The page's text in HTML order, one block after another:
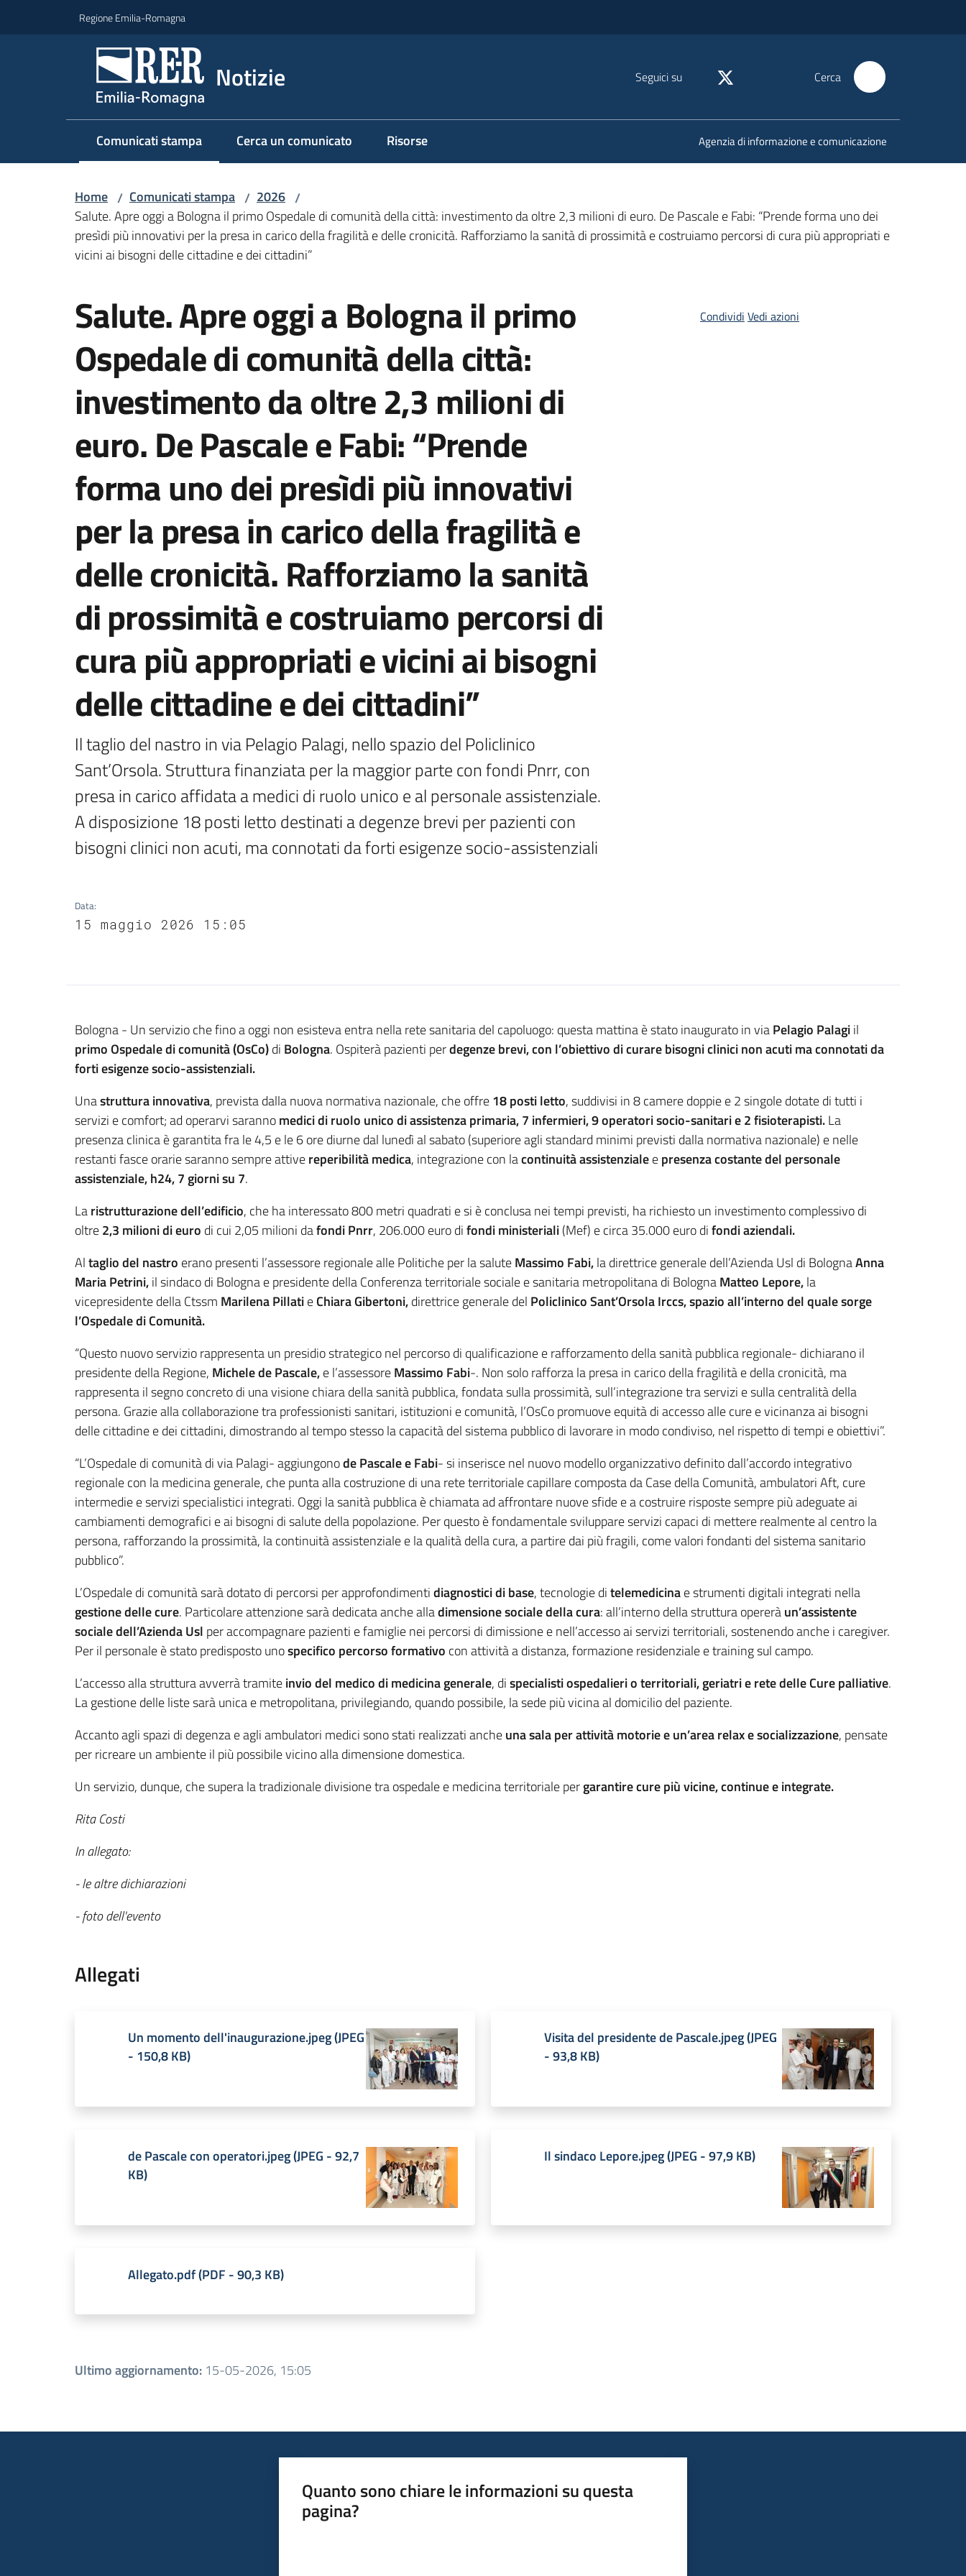
Regione Emilia-Romagna
Notizie Seguici su Cerca
Comunicati stampa
Menu selezionato Cerca un comunicato Risorse Agenzia di informazione e comunicazione
Home / Comunicati stampa / 2026 /
Salute. Apre oggi a Bologna il primo Ospedale di comunità della città: investimento da oltre 2,3 milioni di euro. De Pascale e Fabi: “Prende forma uno dei
presìdi più innovativi per la presa in carico della fragilità e delle cronicità. Rafforziamo la sanità di prossimità e costruiamo percorsi di cura più appropriati e
vicini ai bisogni delle cittadine e dei cittadini”
Salute. Apre oggi a Bologna il primo
Ospedale di comunità della città:
investimento da oltre 2,3 milioni di
euro. De Pascale e Fabi: “Prende
forma uno dei presìdi più innovativi
per la presa in carico della fragilità e
delle cronicità. Rafforziamo la sanità
di prossimità e costruiamo percorsi di
cura più appropriati e vicini ai bisogni
delle cittadine e dei cittadini”
Il taglio del nastro in via Pelagio Palagi, nello spazio del Policlinico
Sant’Orsola. Struttura finanziata per la maggior parte con fondi Pnrr, con
presa in carico affidata a medici di ruolo unico e al personale assistenziale.
A disposizione 18 posti letto destinati a degenze brevi per pazienti con
bisogni clinici non acuti, ma connotati da forti esigenze socio-assistenziali
Data:
15 maggio 2026 15:05
Condividi Vedi azioni
Contenuto
Bologna - Un servizio che fino a oggi non esisteva entra nella rete sanitaria del capoluogo: questa mattina è stato inaugurato in viaPelagio Palagiil
primo Ospedale di comunità (OsCo)di Bologna. Ospiterà pazienti perdegenze brevi, con l’obiettivo di curare bisogni clinici non acuti ma connotati da
forti esigenze socio-assistenziali.
Unastruttura innovativa, prevista dalla nuova normativa nazionale, che offre18 posti letto, suddivisi in 8 camere doppie e 2 singole dotate di tutti i
servizi e comfort; ad operarvi sarannomedici di ruolo unico di assistenza primaria, 7 infermieri, 9 operatori socio-sanitari e 2 fisioterapisti.La
presenza clinica è garantita fra le 4,5 e le 6 ore diurne dal lunedì al sabato (superiore agli standard minimi previsti dalla normativa nazionale) e nelle
restanti fasce orarie saranno sempre attivereperibilità medica, integrazione con lacontinuità assistenzialeepresenza costante del personale
assistenziale, h24, 7 giorni su 7.
Laristrutturazione dell’edificio, che ha interessato 800 metri quadrati e si è conclusa nei tempi previsti, ha richiesto un investimento complessivo di
oltre2,3 milioni di euro di cui 2,05 milioni dafondi Pnrr, 206.000 euro difondi ministeriali(Mef) e circa 35.000 euro difondi aziendali.
Altaglio del nastro erano presenti l’assessore regionale alle Politiche per la saluteMassimo Fabi,la direttrice generale dell’Azienda Usl di BolognaAnna
Maria Petrini,il sindaco di Bologna e presidente della Conferenza territoriale sociale e sanitaria metropolitana di BolognaMatteo Lepore,la
vicepresidente della Ctssm Marilena PillatieChiara Gibertoni,direttrice generale del Policlinico Sant’Orsola Irccs, spazio all’interno del quale sorge
l’Ospedale di Comunità.
“Questo nuovo servizio rappresenta un presidio strategico nel percorso di qualificazione e rafforzamento della sanità pubblica regionale- dichiarano il
presidente della Regione, Michele de Pascale,e l’assessoreMassimo Fabi-. Non solo rafforza la presa in carico della fragilità e della cronicità, ma
rappresenta il segno concreto di una visione chiara della sanità pubblica, fondata sulla prossimità, sull’integrazione tra servizi e sulla centralità della
persona. Grazie alla collaborazione tra professionisti sanitari, istituzioni e comunità, l’OsCo promuove equità di accesso alle cure e vicinanza ai bisogni
delle cittadine e dei cittadini, dimostrando al tempo stesso la capacità del sistema pubblico di lavorare in modo condiviso, nel rispetto di tempi e obiettivi”.
“L’Ospedale di comunità di via Palagi- aggiungonode Pascale e Fabi- si inserisce nel nuovo modello organizzativo definito dall’accordo integrativo
regionale con la medicina generale, che punta alla costruzione di una rete territoriale capillare composta da Case della Comunità, ambulatori Aft, cure
intermedie e servizi specialistici integrati. Oggi la sanità pubblica è chiamata ad affrontare nuove sfide e a costruire risposte sempre più adeguate ai
cambiamenti demografici e ai bisogni di salute della popolazione. Per questo è fondamentale sviluppare servizi capaci di mettere realmente al centro la
persona, rafforzando la prossimità, la continuità assistenziale e la qualità della cura, a partire dai più fragili, come valori fondanti del sistema sanitario
pubblico”.
L’Ospedale di comunità sarà dotato di percorsi per approfondimentidiagnostici di base, tecnologie ditelemedicinae strumenti digitali integrati nella
gestione delle cure. Particolare attenzione sarà dedicata anche alladimensione sociale della cura: all’interno della struttura opereràun’assistente
sociale dell’Azienda Usl per accompagnare pazienti e famiglie nei percorsi di dimissione e nell’accesso ai servizi territoriali, sostenendo anche i caregiver.
Per il personale è stato predisposto unospecifico percorso formativo con attività a distanza, formazione residenziale e training sul campo.
L’accesso alla struttura avverrà tramiteinvio del medico di medicina generale, dispecialisti ospedalieri o territoriali, geriatri e rete delle Cure palliative.
La gestione delle liste sarà unica e metropolitana, privilegiando, quando possibile, la sede più vicina al domicilio del paziente.
Accanto agli spazi di degenza e agli ambulatori medici sono stati realizzati ancheuna sala per attività motorie e un’area relax e socializzazione, pensate
per ricreare un ambiente il più possibile vicino alla dimensione domestica.
Un servizio, dunque, che supera la tradizionale divisione tra ospedale e medicina territoriale pergarantire cure più vicine, continue e integrate.
Rita Costi
In allegato:
- le altre dichiarazioni
- foto dell'evento
Allegati
Un momento dell'inaugurazione.jpeg(JPEG
- 150,8 KB)
Visita del presidente de Pascale.jpeg(JPEG
-93,8 KB)
de Pascale con operatori.jpeg(JPEG -92,7
KB)
Il sindaco Lepore.jpeg(JPEG -97,9 KB)
Allegato.pdf(PDF -90,3 KB)
Ultimo aggiornamento: 15-05-2026, 15:05
Quanto sono chiare le informazioni su questa
pagina?